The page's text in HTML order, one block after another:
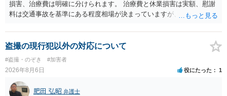
損害、治療費は明確に分けられます。 治療費と休業損害は実額、慰謝
料は交通事故を基準にある程度相場が決まっていますが、全治１０日
ます。 そうすると、弁護士に依頼した場合はおそらく高い確率で費用
倒れ（回収しても全額弁護士費用となる）となる可能性が高いものと
予想します。 本人訴訟で進める場合には、すでに刑事手続が終了して
いる以上、相手方に資力がないことが多く回収できないケースが多い
（そのため、刑事事件の手続き中に、不本意ではあっても加害者の身
体拘束と、処分待ちという状況を利用して、被害弁償を受けておくこ
盗撮の現行犯以外の対応について
#盗撮・のぞき #加害者
2026年8月6日 役にたった 1
肥田 弘昭 弁護士